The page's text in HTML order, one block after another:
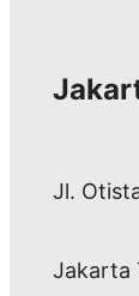
Jl.
Jakarta